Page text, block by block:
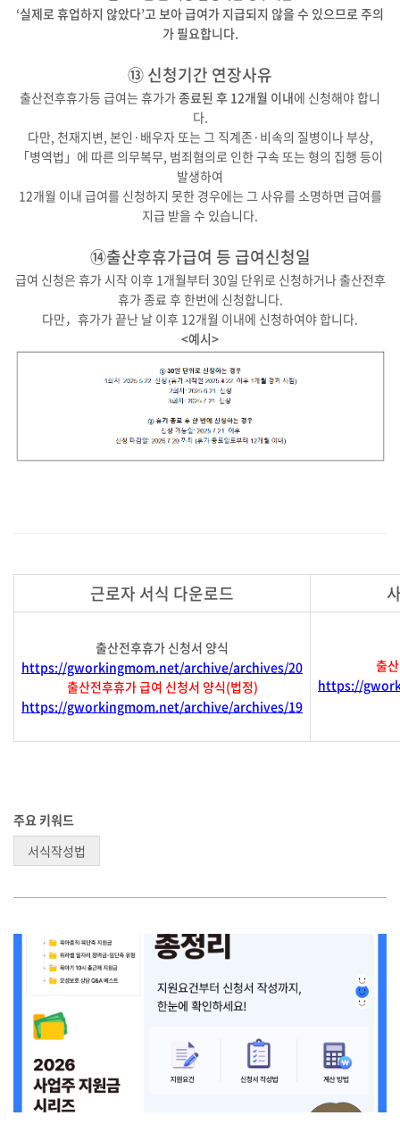
‘실제로 휴업하지 않았다’고 보아 급여가 지급되지 않을 수 있으므로 주의
가 필요합니다.
⑬ 신청기간 연장사유
출산전후휴가등 급여는 휴가가종료된 후 12개월 이내에 신청해야 합니
다.
다만, 천재지변, 본인·배우자 또는 그 직계존·비속의 질병이나 부상,
「병역법」에 따른 의무복무, 범죄혐의로 인한 구속 또는 형의 집행 등이
발생하여
12개월 이내 급여를 신청하지 못한 경우에는 그 사유를 소명하면 급여를
지급 받을 수 있습니다.
⑭출산후휴가급여 등 급여신청일
급여 신청은 휴가 시작 이후 1개월부터 30일 단위로 신청하거나 출산전후
휴가 종료 후 한번에 신청합니다.
다만，휴가가 끝난 날 이후 12개월 이내에 신청하여야 합니다.
<예시>
근로자 서식 다운로드
출산전후휴가 신청서 양식
https://gworkingmom.net/archive/archives/20
출산전후휴가 급여 신청서 양식(법정)
https://gworkingmom.net/archive/archives/19
출
https://
주요 키워드
서식작성법